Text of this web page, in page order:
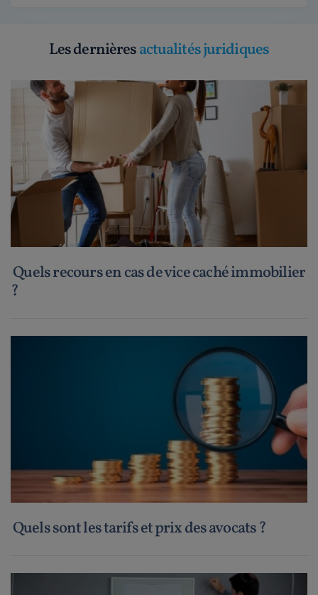
Les dernièresactualités juridiques
Quels recours en cas de vice caché immobilier
?
Quels sont les tarifs et prix des avocats ?